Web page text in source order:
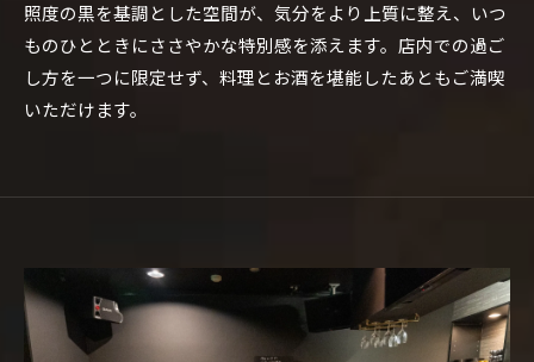
照度の黒を基調とした空間が、気分をより上質に整え、いつ
ものひとときにささやかな特別感を添えます。店内での過ご
し方を一つに限定せず、料理とお酒を堪能したあともご満喫
いただけます。